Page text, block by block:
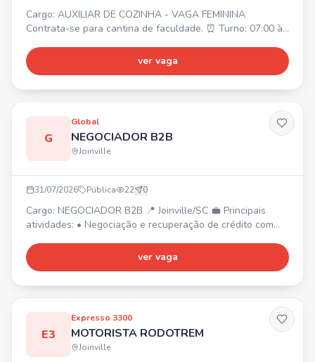
Cargo: AUXILIAR DE COZINHA - VAGA FEMININA
Contrata-se para cantina de faculdade. ⏰ Turno: 07:00 às
Salário a combinar. Envie seu currículo!
ver vaga
G
Global
NEGOCIADOR B2B
Joinville
31/07/2026 Pública 22 0
Cargo: NEGOCIADOR B2B 📍 Joinville/SC 💼 Principais
atividades: • Negociação e recuperação de crédito com
mail; • Relacionamento com clientes e foco em resultados.
✅ Requisitos: • Ensino Médio Completo ou próximo a
ver vaga
E3
Expresso 3300
MOTORISTA RODOTREM
Joinville